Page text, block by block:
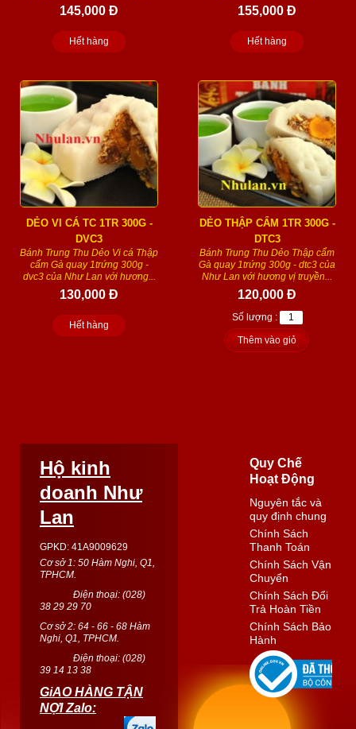
145,000 Đ
Hết hàng
155,000 Đ
Hết hàng
DẺO VI CÁ TC 1TR 300G -
DVC3
Bánh Trung Thu Dẻo Vi cá Thập
cẩm Gà quay 1trứng 300g -
dvc3 của Như Lan với hương...
130,000 Đ
Hết hàng
DẺO THẬP CẨM 1TR 300G -
DTC3
Bánh Trung Thu Dẻo Thập cẩm
Gà quay 1trứng 300g - dtc3 của
Như Lan với hương vị truyền...
120,000 Đ
Số lượng :
Thêm vào giỏ
Hộ kinh
doanh Như
Lan
GPKD: 41A9009629
Cơ sở 1: 50 Hàm Nghi, Q1,
TPHCM.
Điện thoại: (028)
38 29 29 70
Cơ sở 2: 64 - 66 - 68 Hàm
Nghi, Q1, TPHCM.
Điện thoại: (028)
39 14 13 38
GiAO HÀNG TẬN
NỢI Zalo:
Quy Chế
Hoạt Động
Nguyên tắc và
quy định chung
Chính Sách
Thanh Toán
Chính Sách Vận
Chuyển
Chính Sách Đổi
Trả Hoàn Tiền
Chính Sách Bảo
Hành